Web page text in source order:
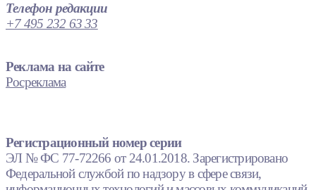
Телефон редакции
+7 495 232 63 33
Реклама на сайте
Росреклама
Регистрационный номер серии
ЭЛ № ФС 77-72266 от 24.01.2018. Зарегистрировано
Федеральной службой по надзору в сфере связи,